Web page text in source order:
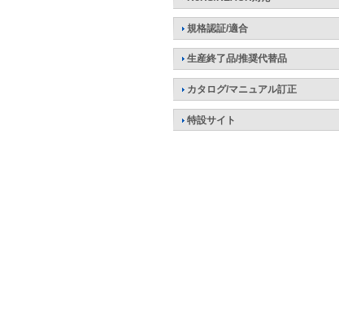
規格認証/適合
生産終了品/推奨代替品
カタログ/マニュアル訂正
特設サイト